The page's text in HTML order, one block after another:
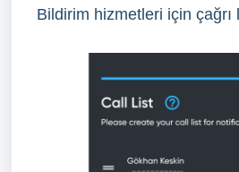
Bildirim hizmetleri için